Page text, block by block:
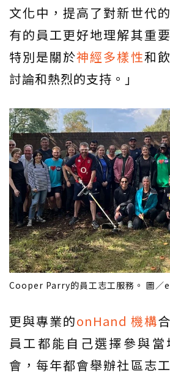
文化中，提高了對新世代
有的員工更好地理解其重
特別是關於神經多樣性和
討論和熱烈的支持。」
Cooper Parry的員工志工服務。 圖
更與專業的onHand 機構
員工都能自己選擇參與
會，每年都會舉辦社區志